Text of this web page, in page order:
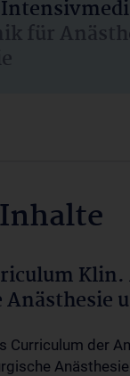
für
Curriculum der